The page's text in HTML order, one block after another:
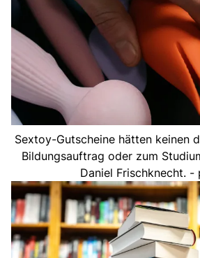
Sextoy-Gutscheine hätten keinen
Bildungsauftrag oder zum
Daniel Frischknecht. -